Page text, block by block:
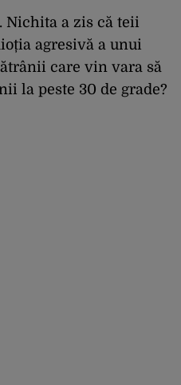
Nichita a zis că teii
agresivă a unui
care vin vara să
la peste 30 de grade?